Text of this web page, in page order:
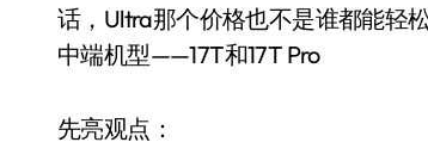
你的U盘格式对了吗？
维修店最怕的“作死”操
话，Ultra那个价格也不是谁都能轻
中端机型——17T和17T Pro
先亮观点：